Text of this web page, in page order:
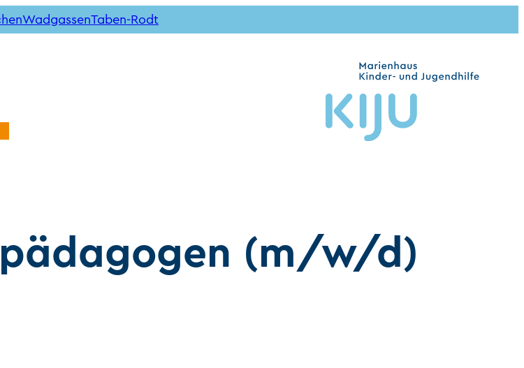
WadgassenTaben-Rodt
(m/w/d)